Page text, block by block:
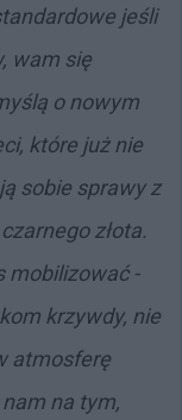
jeśli
wam się
o nowym
które już nie
sobie sprawy z
złota.
mobilizować -
krzywdy, nie
atmosferę
na tym,